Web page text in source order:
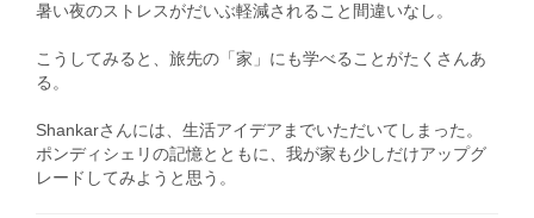
暑い夜のストレスがだいぶ軽減されること間違いなし。
こうしてみると、旅先の「家」にも学べることがたくさんあ
る。
Shankarさんには、生活アイデアまでいただいてしまった。
ポンディシェリの記憶とともに、我が家も少しだけアップグ
レードしてみようと思う。